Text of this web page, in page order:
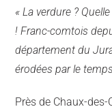
« La verdure ?
! Franc-comtois
département du
érodées par le
Près de Chaux-